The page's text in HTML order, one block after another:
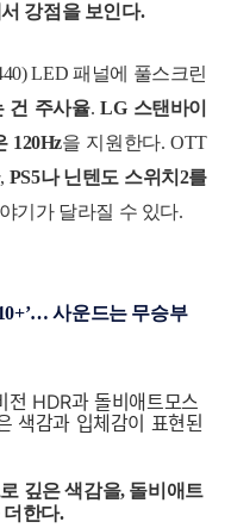
강점을 보인다.
LED 패널에 풀스크린
건 주사율.LG 스탠바이
120Hz을 지원한다. OTT
PS5나 닌텐도 스위치2를
기가 달라질 수 있다.
사운드는 무승부
깊은 색감을, 돌비애트
더한다.